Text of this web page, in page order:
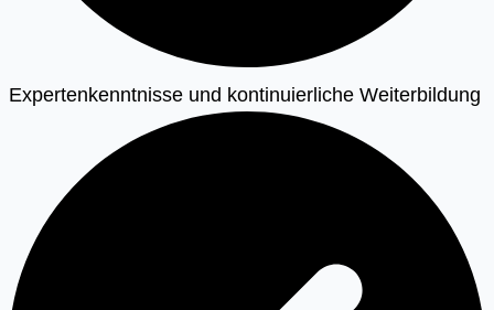
Expertenkenntnisse und kontinuierliche Weiterbildung